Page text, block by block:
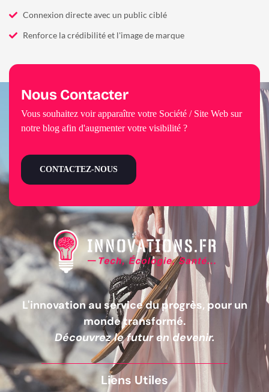
Connexion directe avec un public ciblé
Renforce la crédibilité et l'image de marque
L'innovation au service du progrès, pour un
monde transformé.
Découvrez le futur en devenir.
Liens Utiles
Nous Contacter
Vous souhaitez voir apparaître votre Société / Site Web sur
notre blog afin d'augmenter votre visibilité ?
CONTACTEZ-NOUS